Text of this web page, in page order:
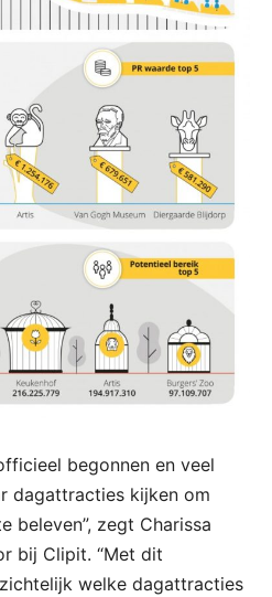
begonnen en veel
dagattracties kijken om
beleven”, zegt Charissa
bij Clipit. “Met dit
welke dagattracties